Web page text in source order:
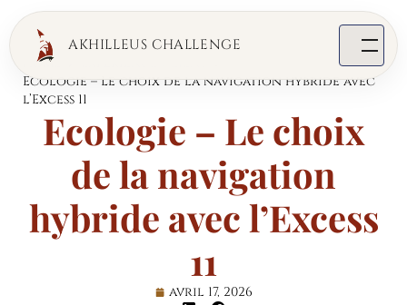
AKHILLEUS CHALLENGE
Home
Ecologie – Le choix de la navigation hybride avec
l’Excess 11
Ecologie – Le choix
de la navigation
hybride avec l’Excess
11
avril 17, 2026